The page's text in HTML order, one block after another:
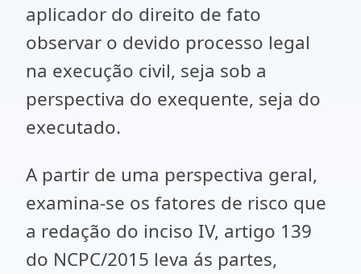
aplicador do direito de fato
observar o devido processo legal
na execução civil, seja sob a
perspectiva do exequente, seja do
executado.
A partir de uma perspectiva geral,
examina-se os fatores de risco que
a redação do inciso IV, artigo 139
do NCPC/2015 leva ás partes,